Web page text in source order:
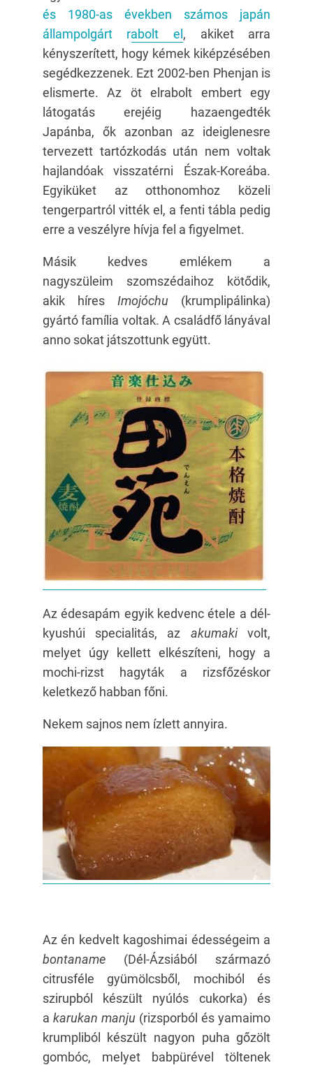
és 1980-as években számos japán
állampolgárt rabolt el , akiket arra
kényszerített, hogy kémek kiképzésében
segédkezzenek. Ezt 2002-ben Phenjan is
elismerte. Az öt elrabolt embert egy
látogatás erejéig hazaengedték
Japánba, ők azonban az ideiglenesre
tervezett tartózkodás után nem voltak
hajlandóak visszatérni Észak-Koreába.
Egyiküket az otthonomhoz közeli
tengerpartról vitték el, a fenti tábla pedig
erre a veszélyre hívja fel a figyelmet.
Másik kedves emlékem a
nagyszüleim szomszédaihoz kötődik,
akik híresImojóchu (krumplipálinka)
gyártó família voltak. A családfő lányával
anno sokat játszottunk együtt.
Az édesapám egyik kedvenc étele a dél-
kyushúi specialitás, az akumakivolt,
melyet úgy kellett elkészíteni, hogy a
mochi-rizst hagyták a rizsfőzéskor
keletkező habban főni.
Nekem sajnos nem ízlett annyira.
Az én kedvelt kagoshimai édességeim a
bontaname (Dél-Ázsiából származó
citrusféle gyümölcsből, mochiból és
szirupból készült nyúlós cukorka) és
a karukan manju(rizsporból és yamaimo
krumpliból készült nagyon puha gőzölt
gombóc, melyet babpürével töltenek